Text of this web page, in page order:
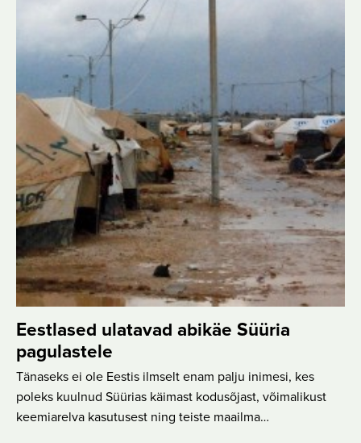
Eestlased ulatavad abikäe Süüria
pagulastele
Tänaseks ei ole Eestis ilmselt enam palju inimesi, kes
poleks kuulnud Süürias käimast kodusõjast, võimalikust
keemiarelva kasutusest ning teiste maailma…